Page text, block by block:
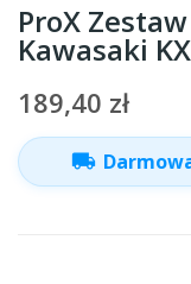
ProX
Kawasaki
189,40 zł
local_shipping